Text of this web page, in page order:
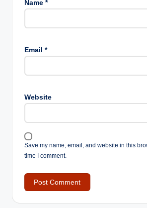
Name *
Email *
Website
Save my name, email, and website in this
time I comment.